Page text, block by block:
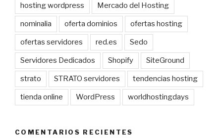
hosting wordpress Mercado del Hosting
nominalia oferta dominios ofertas hosting
ofertas servidores red.es Sedo
Servidores Dedicados Shopify SiteGround
strato STRATO servidores tendencias hosting
tienda online WordPress worldhostingdays
COMENTARIOS RECIENTES